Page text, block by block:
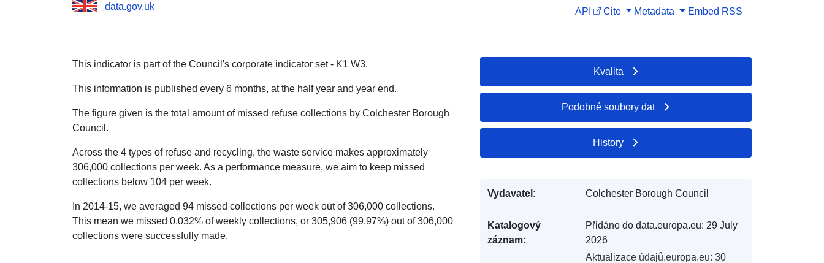
data.gov.uk API Cite Metadata Embed RSS
This indicator is part of the Council's corporate indicator set - K1 W3.
This information is published every 6 months, at the half year and year end.
The figure given is the total amount of missed refuse collections by Colchester Borough
Council.
Across the 4 types of refuse and recycling, the waste service makes approximately
306,000 collections per week. As a performance measure, we aim to keep missed
collections below 104 per week.
In 2014-15, we averaged 94 missed collections per week out of 306,000 collections.
This mean we missed 0.032% of weekly collections, or 305,906 (99.97%) out of 306,000
collections were successfully made.
Kvalita
Podobné soubory dat
History
Vydavatel: Colchester Borough Council
Katalogový
záznam:
Přidáno do data.europa.eu: 29 July
2026
Aktualizace údajů.europa.eu: 30